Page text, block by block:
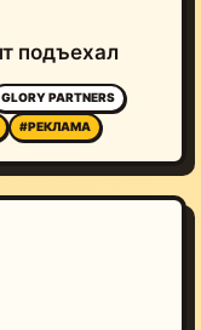
подъехал
GLORY PARTNERS
#РЕКЛАМА